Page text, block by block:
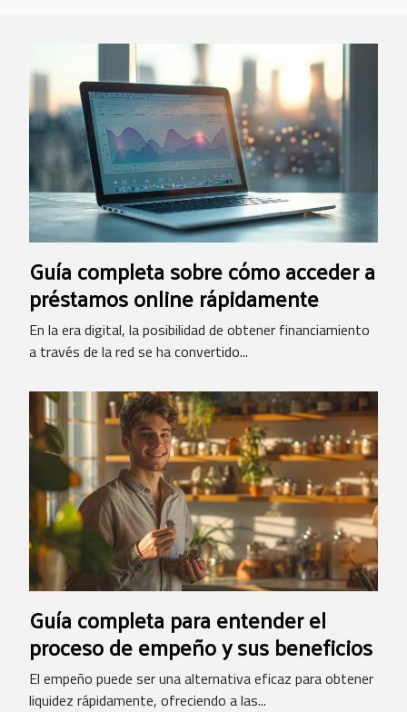
Guía completa sobre cómo acceder a
préstamos online rápidamente
En la era digital, la posibilidad de obtener financiamiento
a través de la red se ha convertido...
Guía completa para entender el
proceso de empeño y sus beneficios
El empeño puede ser una alternativa eficaz para obtener
liquidez rápidamente, ofreciendo a las...